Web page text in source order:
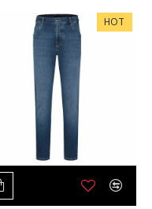
και άνεση για
εμφάνιση,
περιστάσεις, η
με επιλεγμένα
HOT